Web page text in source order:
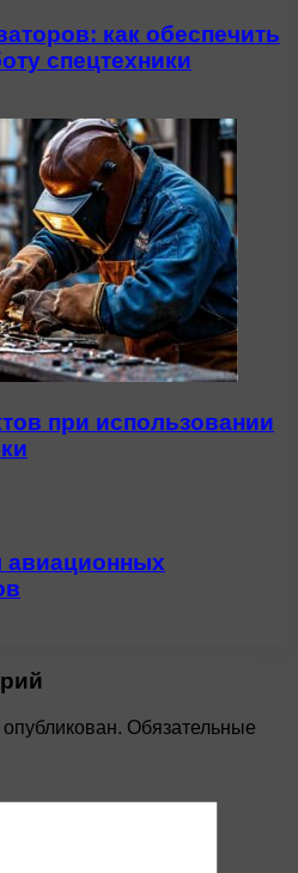
как обеспечить
спецтехники
при использовании
авиационных
Обязательные